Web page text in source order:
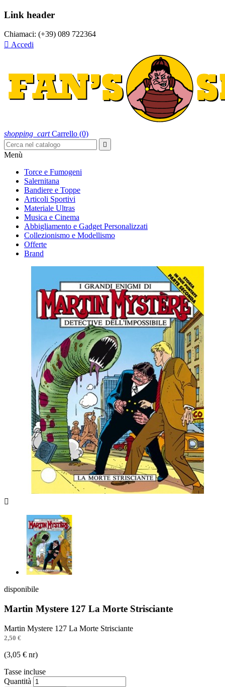
Link header
Chiamaci: (+39) 089 722364
 Accedi
shopping_cart Carrello (0)

Menù
Torce e Fumogeni
Salernitana
Bandiere e Toppe
Articoli Sportivi
Materiale Ultras
Musica e Cinema
Abbigliamento e Gadget Personalizzati
Collezionismo e Modellismo
Offerte
Brand

disponibile
Martin Mystere 127 La Morte Strisciante
Martin Mystere 127 La Morte Strisciante
2,50 €
(3,05 € nr)
Tasse incluse
Quantità